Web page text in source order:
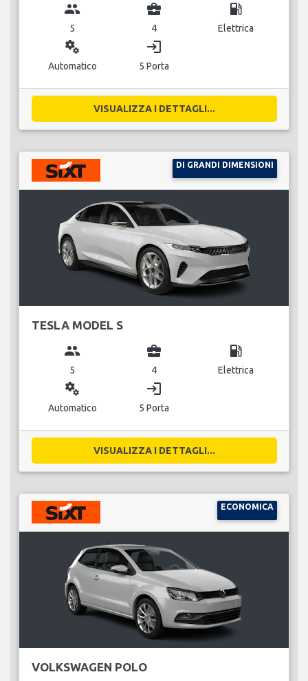
group
5
business_center
4
local_gas_station
Elettrica
miscellaneous_services
Automatico
login
5 Porta
VISUALIZZA I DETTAGLI...
DI GRANDI DIMENSIONI
TESLA MODEL S
group
5
business_center
4
local_gas_station
Elettrica
miscellaneous_services
Automatico
login
5 Porta
VISUALIZZA I DETTAGLI...
ECONOMICA
VOLKSWAGEN POLO